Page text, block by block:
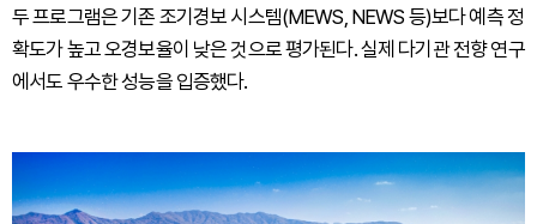
두 프로그램은 기존 조기경보 시스템(MEWS, NEWS 등)보다 예측 정
확도가 높고 오경보율이 낮은 것으로 평가된다. 실제 다기관 전향 연구
에서도 우수한 성능을 입증했다.